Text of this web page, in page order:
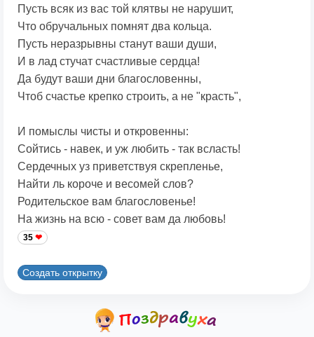
Пусть всяк из вас той клятвы не нарушит,
Что обручальных помнят два кольца.
Пусть неразрывны станут ваши души,
И в лад стучат счастливые сердца!
Да будут ваши дни благословенны,
Чтоб счастье крепко строить, а не "красть",
И помыслы чисты и откровенны:
Сойтись - навек, и уж любить - так всласть!
Сердечных уз приветствуя скрепленье,
Найти ль короче и весомей слов?
Родительское вам благословенье!
На жизнь на всю - совет вам да любовь!
35
Создать открытку